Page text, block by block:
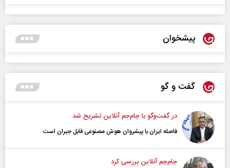
پیشخوان
گفت و گو
در گفت‌و‌گو با جام‌جم آنلاین تشریح شد
فاصله ایران با پیشرو‌ان هوش مصنوعی قابل جبران است
جام‌جم آنلاین بررسی کرد